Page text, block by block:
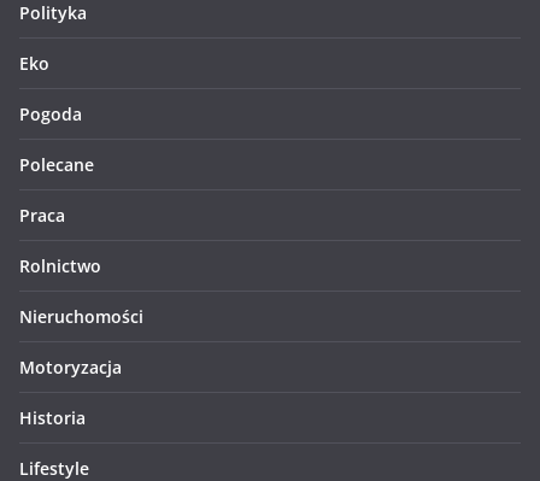
Polityka
Eko
Pogoda
Polecane
Praca
Rolnictwo
Nieruchomości
Motoryzacja
Historia
Lifestyle